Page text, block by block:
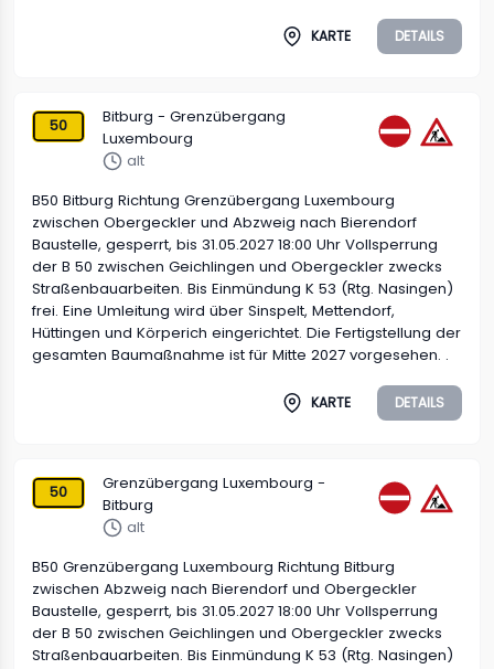
KARTE DETAILS
50
Bitburg - Grenzübergang
Luxembourg
alt
B50 Bitburg Richtung Grenzübergang Luxembourg
zwischen Obergeckler und Abzweig nach Bierendorf
Baustelle, gesperrt, bis 31.05.2027 18:00 Uhr Vollsperrung
der B 50 zwischen Geichlingen und Obergeckler zwecks
Straßenbauarbeiten. Bis Einmündung K 53 (Rtg. Nasingen)
frei. Eine Umleitung wird über Sinspelt, Mettendorf,
Hüttingen und Körperich eingerichtet. Die Fertigstellung der
gesamten Baumaßnahme ist für Mitte 2027 vorgesehen. .
KARTE DETAILS
50
Grenzübergang Luxembourg -
Bitburg
alt
B50 Grenzübergang Luxembourg Richtung Bitburg
zwischen Abzweig nach Bierendorf und Obergeckler
Baustelle, gesperrt, bis 31.05.2027 18:00 Uhr Vollsperrung
der B 50 zwischen Geichlingen und Obergeckler zwecks
Straßenbauarbeiten. Bis Einmündung K 53 (Rtg. Nasingen)